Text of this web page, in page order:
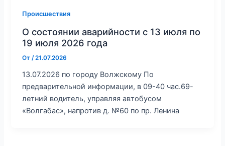
Происшествия
О состоянии аварийности с 13 июля по
19 июля 2026 года
От/21.07.2026
13.07.2026 по городу Волжскому По
предварительной информации, в 09-40 час.69-
летний водитель, управляя автобусом
«Волгабас», напротив д. №60 по пр. Ленина